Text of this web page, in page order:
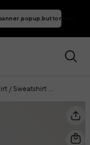
/ Sweatshirt